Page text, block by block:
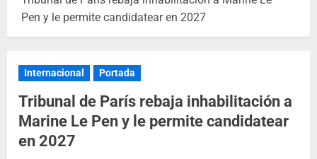
Pen y le permite candidatear en 2027
Internacional Portada
Tribunal de París rebaja inhabilitación a
Marine Le Pen y le permite candidatear
en 2027